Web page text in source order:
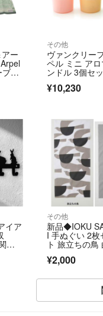
ー
ル
その他
ヴァンクリー
ペル ミニ アロ
ンドル 3個セ
貨 マルチカラ
古】
¥10,230
イア
収
その他
新品◆IOKU
I 手ぬぐい 2枚
ト 旅立ちの鳥
¥2,000